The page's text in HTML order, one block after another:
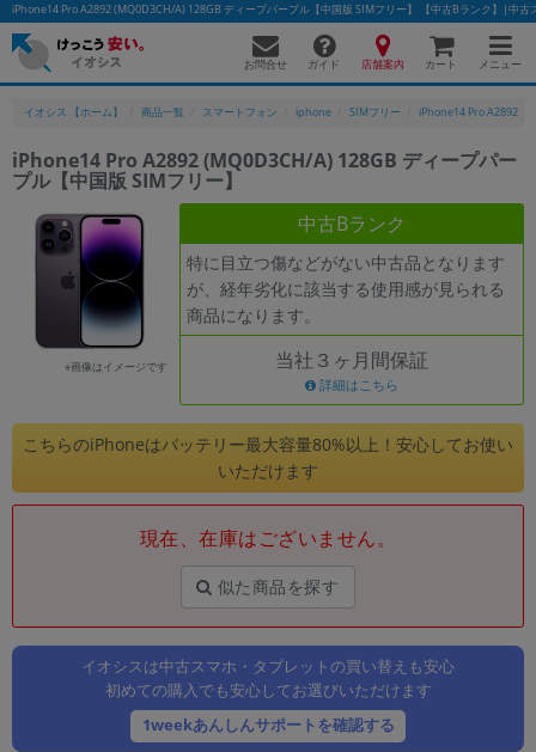
iPhone14 Pro A2892 (MQ0D3CH/A) 128GB ディープパープル【中国版 SIMフリー】 【中古Bランク】|中古
お問合せ ガイド 店舗案内 カート メニュー
イオシス 【ホーム】 商品一覧 スマートフォン iphone SIMフリー iPhone14 Pro A2892
iPhone14 Pro A2892 (MQ0D3CH/A) 128GB ディープパー
プル【中国版 SIMフリー】
※画像はイメージです
中古Bランク
特に目立つ傷などがない中古品となります
が、経年劣化に該当する使用感が見られる
商品になります。
当社３ヶ月間保証
詳細はこちら
こちらのiPhoneはバッテリー最大容量80%以上！安心してお使い
いただけます
現在、在庫はございません。
似た商品を探す
イオシスは中古スマホ・タブレットの買い替えも安心
初めての購入でも安心してお選びいただけます
1weekあんしんサポートを確認する
かんたんパソコン検索に切り替える
フリーワード
除外ワード
人気の検索ワード： Let's note
「スマートフォン」「タブレット」など
シリーズ
「iPhone」「Xperia」「Galaxy」など
「Apple」「SONY」「SHARP」など
機能・特徴
商品の搭載機能による絞り込み
「5G対応」「防水」「ワンセグ」など